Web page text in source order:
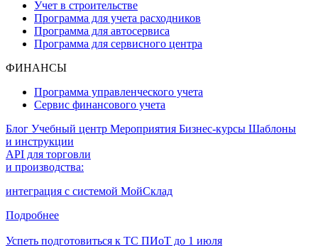
Учет в строительстве
Программа для учета расходников
Программа для автосервиса
Программа для сервисного центра
ФИНАНСЫ
Программа управленческого учета
Сервис финансового учета
Блог Учебный центр Мероприятия Бизнес-курсы Шаблоны
и инструкции
API для торговли
и производства:
интеграция с системой МойСклад
Подробнее
Успеть подготовиться к ТС ПИоТ до 1 июля